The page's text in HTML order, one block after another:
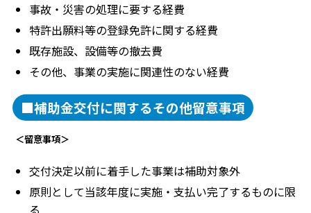
事故・災害の処理に要する経費
特許出願料等の登録免許に関する経費
既存施設、設備等の撤去費
その他、事業の実施に関連性のない経費
■補助金交付に関するその他留意事項
＜留意事項＞
交付決定以前に着手した事業は補助対象外
原則として当該年度に実施・支払い完了するものに限